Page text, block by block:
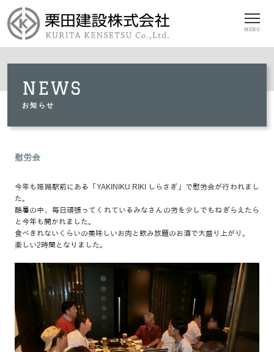
MENU
NEWS
お知らせ
慰労会
今年も姫路駅前にある「YAKINIKU RIKI しらさぎ」で慰労会が行われまし
た。
酷暑の中、毎日頑張ってくれているみなさんの労を少しでもねぎらえたら
と今年も開かれました。
食べきれないくらいの美味しいお肉と飲み放題のお酒で大盛り上がり。
楽しい2時間となりました。